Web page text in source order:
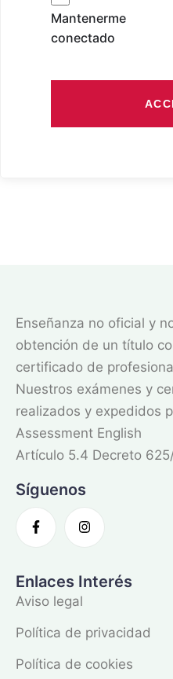
Mantenerme
conectado
Enseñanza no oficial y
obtención de un título
certificado de
Nuestros exámenes y
realizados y expedidos
Assessment English
Artículo 5.4 Decreto
Síguenos
Enlaces Interés
Aviso legal
Política de privacidad
Política de cookies